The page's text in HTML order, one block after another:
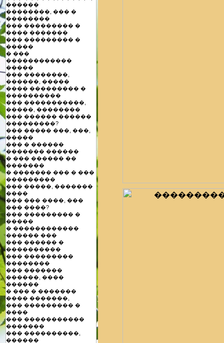
������
��������, ��� �
��������
��� ��������� �
���� �������
��� ��������� �
�����
� ���
������������
�����
��� ��������,
������, �����
���� ��������� �
����������
��� �����������,
�����, ��������
��� ������ ������
���������?
��� ����� ���, ���,
�����
��� � ������
������� ������
� ��� ������ ��
�������
� ������� ��� � ���
���������
��� �����, �������
����
��� ��� ����, ���
��� ����?
��� ��������� �
�����
� ������������
������ ���
��� ������ �
����������
��� ���������
��������
��� �������
������, ����
������
� ��� � �������
���� �������,
��� ��������� �
����
��� �����������
�������
��� ����������,
������